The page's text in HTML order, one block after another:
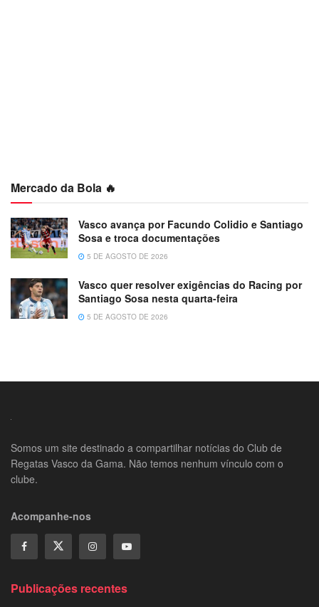
Mercado da Bola 🔥
Vasco avança por Facundo Colidio e Santiago
Sosa e troca documentações
5 DE AGOSTO DE 2026
Vasco quer resolver exigências do Racing por
Santiago Sosa nesta quarta-feira
5 DE AGOSTO DE 2026
Somos um site destinado a compartilhar notícias do Club de
Regatas Vasco da Gama. Não temos nenhum vínculo com o
clube.
Acompanhe-nos
Publicações recentes